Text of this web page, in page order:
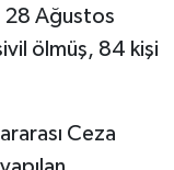
28 Ağustos
ölmüş, 84 kişi
Ceza